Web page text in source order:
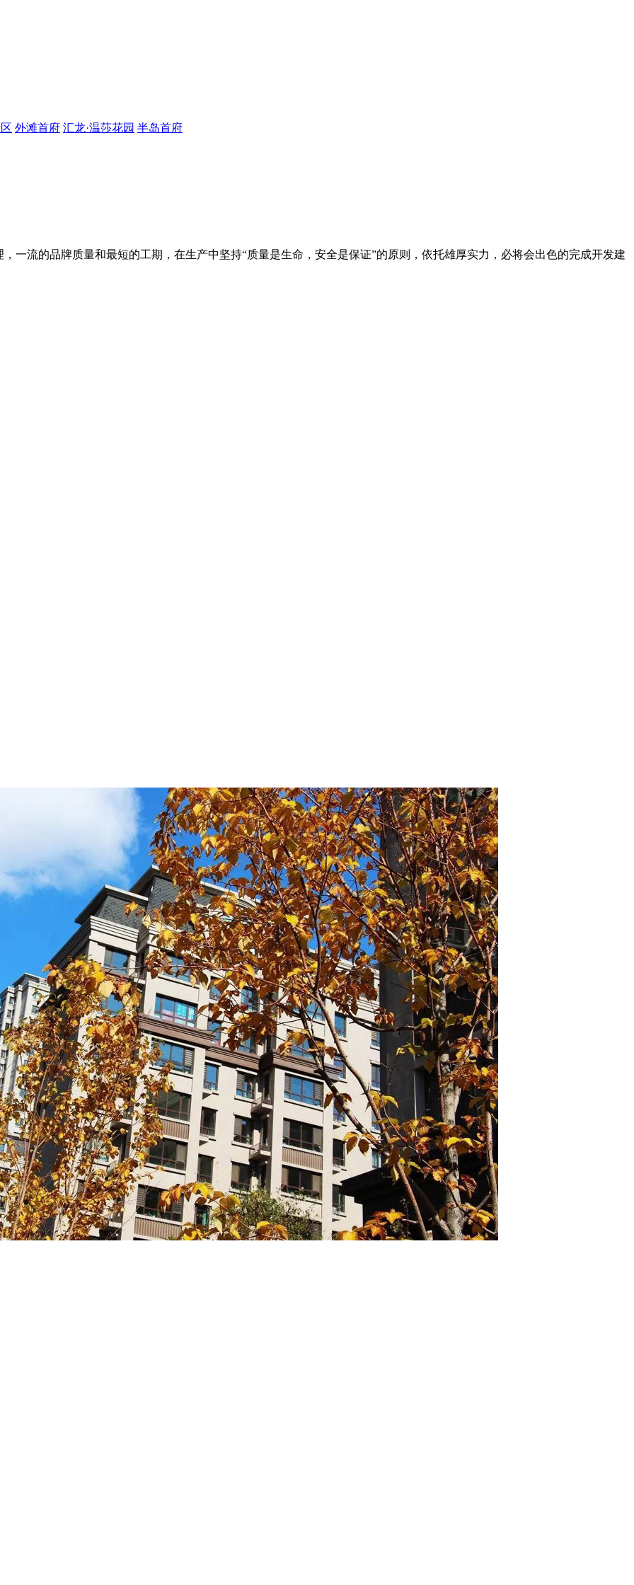
外滩首府 汇龙·温莎花园 半岛首府
一流的品牌质量和最短的工期，在生产中坚持“质量是生命，安全是保证”的原则，依托雄厚实力，必将会出色的完成开发建